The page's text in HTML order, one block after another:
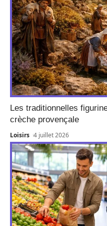
Les traditionnelles
crèche provençale
Loisirs 4 juillet 2026